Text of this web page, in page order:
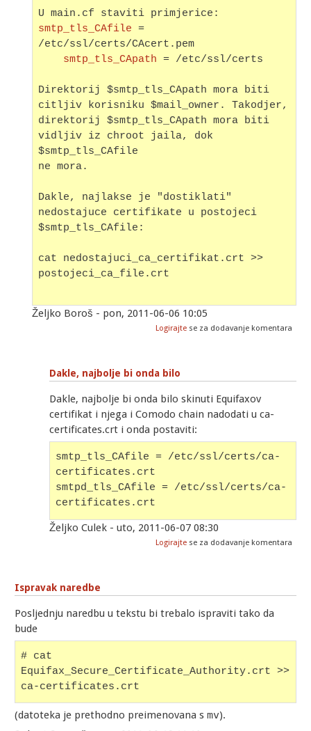
U main.cf staviti primjerice:
smtp_tls_CAfile =
/etc/ssl/certs/CAcert.pem
smtp_tls_CApath = /etc/ssl/certs
Direktorij $smtp_tls_CApath mora biti
direktorij $smtp_tls_CApath mora biti
vidljiv iz chroot jaila, dok
$smtp_tls_CAfile
ne mora.
Dakle, najlakse je "dostiklati"
nedostajuce certifikate u postojeci
$smtp_tls_CAfile:
cat nedostajuci_ca_certifikat.crt >>
postojeci_ca_file.crt
Željko Boroš - pon, 2011-06-06 10:05
Logirajte se za dodavanje komentara
Dakle, najbolje bi onda bilo
Dakle, najbolje bi onda bilo skinuti Equifaxov
certifikat i njega i Comodo chain nadodati u ca-
certificates.crt i onda postaviti:
smtp_tls_CAfile = /etc/ssl/certs/ca-
certificates.crt
smtpd_tls_CAfile = /etc/ssl/certs/ca-
certificates.crt
Željko Culek - uto, 2011-06-07 08:30
Logirajte se za dodavanje komentara
Ispravak naredbe
Posljednju naredbu u tekstu bi trebalo ispraviti tako da
bude
# cat
Equifax_Secure_Certificate_Authority.crt >>
ca-certificates.crt
(datoteka je prethodno preimenovana s mv).